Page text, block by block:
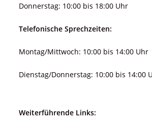
Donnerstag: 10:00 bis 18:00 Uhr
Telefonische Sprechzeiten:
Montag/Mittwoch: 10:00 bis 14:00 Uhr
Dienstag/Donnerstag: 10:00 bis 14:00
Weiterführende Links: